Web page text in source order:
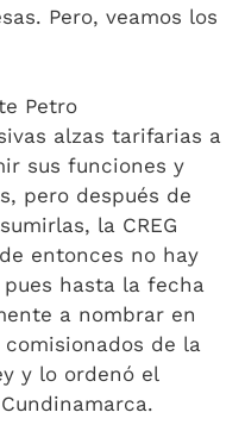
Pero, veamos los
Petro
alzas tarifarias a
sus funciones y
pero después de
la CREG
entonces no hay
hasta la fecha
a nombrar en
de la
y lo ordenó el